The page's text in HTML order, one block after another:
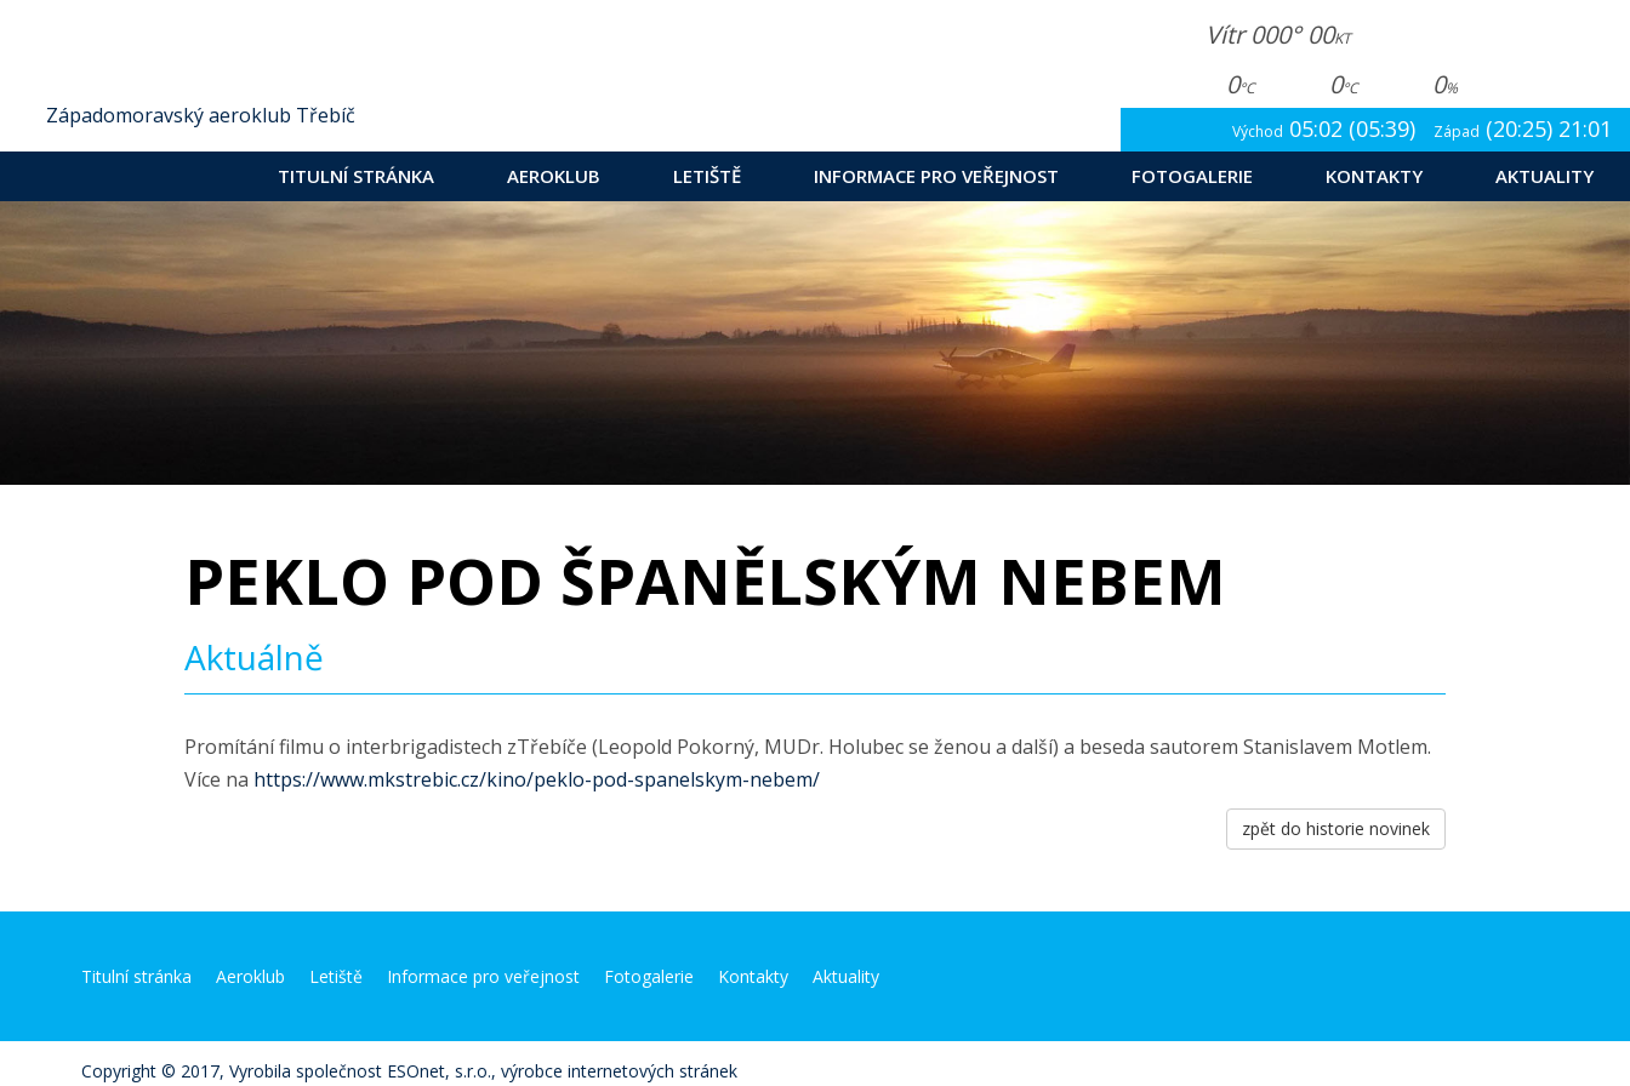
PEKLO POD ŠPANĚLSKÝM NEBEM
Aktuálně
Promítání filmu o interbrigadistech zTřebíče (Leopold Pokorný, MUDr. Holubec se ženou a další) a beseda sautorem Stanislavem Motlem.
Více na https://www.mkstrebic.cz/kino/peklo-pod-spanelskym-nebem/
zpět do historie novinek
Západomoravský aeroklub Třebíč
Vítr 000° 00KT
0°C 0°C 0%
Východ 05:02 (05:39) Západ (20:25) 21:01
TITULNÍ STRÁNKA AEROKLUB LETIŠTĚ INFORMACE PRO VEŘEJNOST FOTOGALERIE KONTAKTY AKTUALITY
Titulní stránka Aeroklub Letiště Informace pro veřejnost Fotogalerie Kontakty Aktuality
Copyright © 2017, Vyrobila společnost ESOnet, s.r.o., výrobce internetových stránek